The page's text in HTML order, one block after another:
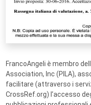
FrancoAngeli è membro
Association, Inc (PILA),
facilitare (attraverso i
CrossRef.org) l’accesso